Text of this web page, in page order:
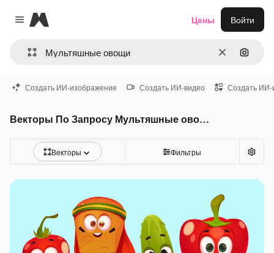
Close menu
Magnific
ОчиститьПоиск
Цены Войти
Создать ИИ-изображение Создать ИИ-видео Создать ИИ-
Векторы По Запросу Мультяшные овощи
Векторы Фильтры